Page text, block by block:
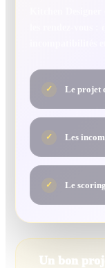
✓ Le projet
✓ Les
✓ Le
Un bon